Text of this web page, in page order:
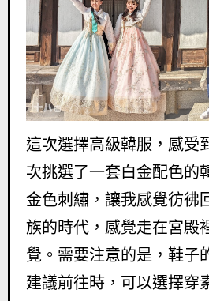
這次選擇高級韓服，感受
次挑選了一套白金配色的
金色刺繡，讓我感覺彷彿
族的時代，感覺走在宮殿
覺。需要注意的是，鞋子
建議前往時，可以選擇穿